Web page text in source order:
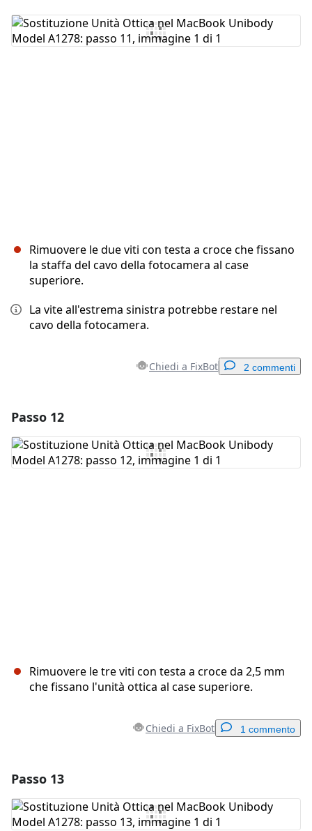
Aggiungi Commento
Rimuovere le due viti con testa a croce che fissano
la staffa del cavo della fotocamera al case
superiore.
La vite all'estrema sinistra potrebbe restare nel
cavo della fotocamera.
Chiedi a FixBot 2 commenti
Aggiungi Commento
Passo 12
Rimuovere le tre viti con testa a croce da 2,5 mm
che fissano l'unità ottica al case superiore.
Chiedi a FixBot 1 commento
Aggiungi Commento
Passo 13